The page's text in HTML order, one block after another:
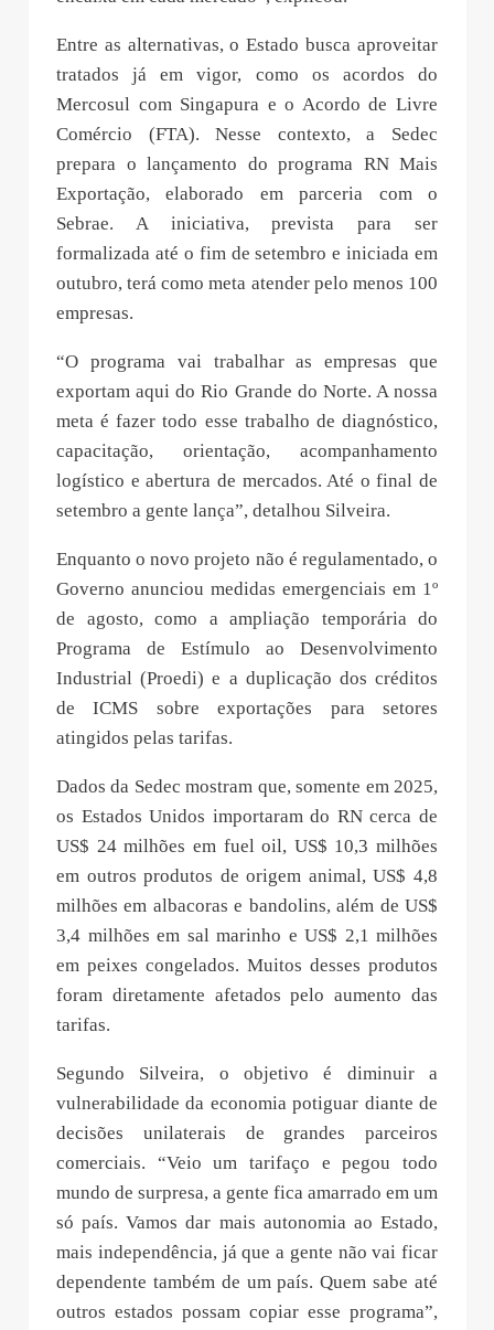
Entre as alternativas, o Estado busca aproveitar
tratados já em vigor, como os acordos do
Mercosul com Singapura e o Acordo de Livre
Comércio (FTA). Nesse contexto, a Sedec
prepara o lançamento do programa RN Mais
Exportação, elaborado em parceria com o
Sebrae. A iniciativa, prevista para ser
formalizada até o fim de setembro e iniciada em
outubro, terá como meta atender pelo menos 100
empresas.
“O programa vai trabalhar as empresas que
exportam aqui do Rio Grande do Norte. A nossa
meta é fazer todo esse trabalho de diagnóstico,
capacitação, orientação, acompanhamento
logístico e abertura de mercados. Até o final de
setembro a gente lança”, detalhou Silveira.
Enquanto o novo projeto não é regulamentado, o
Governo anunciou medidas emergenciais em 1º
de agosto, como a ampliação temporária do
Programa de Estímulo ao Desenvolvimento
Industrial (Proedi) e a duplicação dos créditos
de ICMS sobre exportações para setores
atingidos pelas tarifas.
Dados da Sedec mostram que, somente em 2025,
os Estados Unidos importaram do RN cerca de
US$ 24 milhões em fuel oil, US$ 10,3 milhões
em outros produtos de origem animal, US$ 4,8
milhões em albacoras e bandolins, além de US$
3,4 milhões em sal marinho e US$ 2,1 milhões
em peixes congelados. Muitos desses produtos
foram diretamente afetados pelo aumento das
tarifas.
Segundo Silveira, o objetivo é diminuir a
vulnerabilidade da economia potiguar diante de
decisões unilaterais de grandes parceiros
comerciais. “Veio um tarifaço e pegou todo
mundo de surpresa, a gente fica amarrado em um
só país. Vamos dar mais autonomia ao Estado,
mais independência, já que a gente não vai ficar
dependente também de um país. Quem sabe até
outros estados possam copiar esse programa”,